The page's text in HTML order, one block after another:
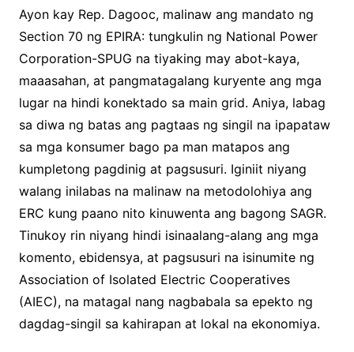
Ayon kay Rep. Dagooc, malinaw ang mandato ng
Section 70 ng EPIRA: tungkulin ng National Power
Corporation-SPUG na tiyaking may abot-kaya,
maaasahan, at pangmatagalang kuryente ang mga
lugar na hindi konektado sa main grid. Aniya, labag
sa diwa ng batas ang pagtaas ng singil na ipapataw
sa mga konsumer bago pa man matapos ang
kumpletong pagdinig at pagsusuri. Iginiit niyang
walang inilabas na malinaw na metodolohiya ang
ERC kung paano nito kinuwenta ang bagong SAGR.
Tinukoy rin niyang hindi isinaalang-alang ang mga
komento, ebidensya, at pagsusuri na isinumite ng
Association of Isolated Electric Cooperatives
(AIEC), na matagal nang nagbabala sa epekto ng
dagdag-singil sa kahirapan at lokal na ekonomiya.